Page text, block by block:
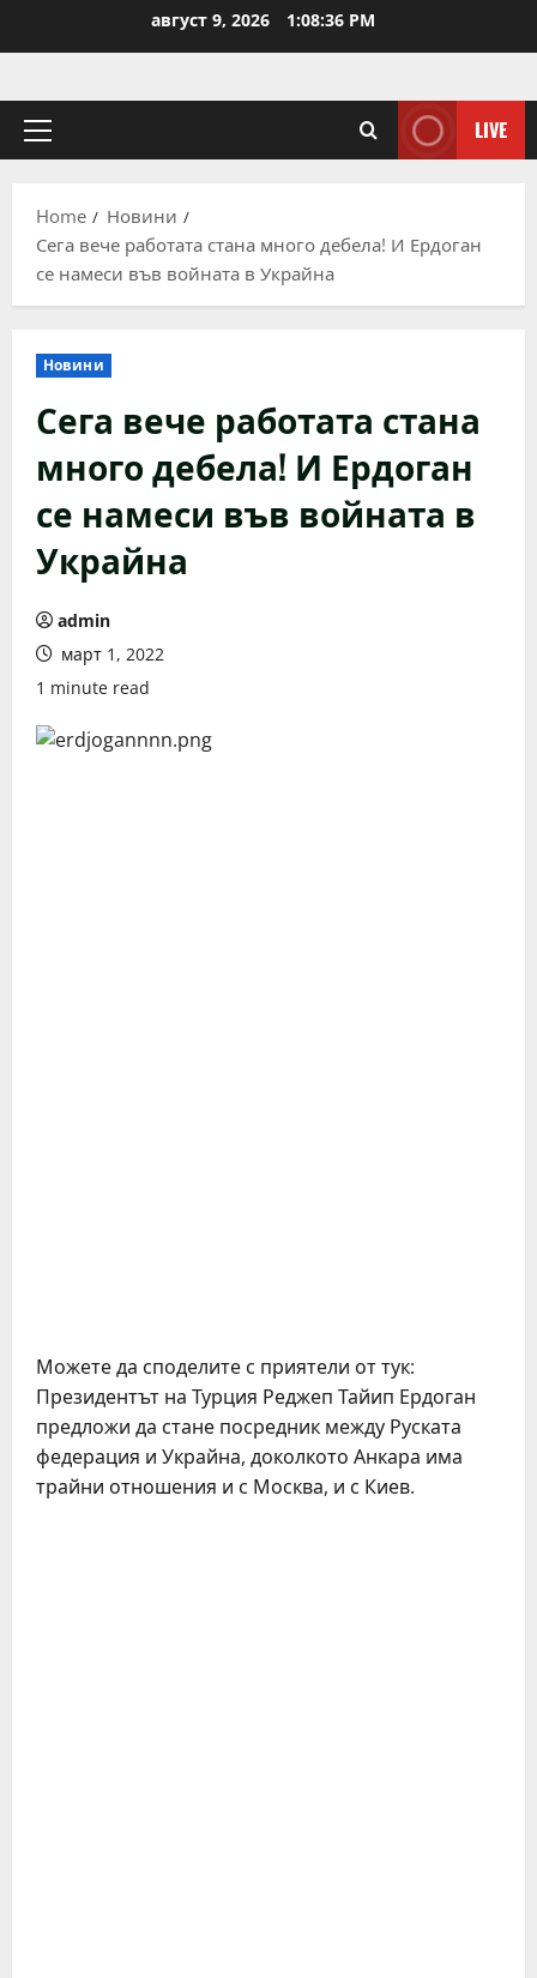
август 9, 2026 1:08:37 PM
Primary
LIVE
Home
Новини
Сега вече работата стана много дебела! И Ердоган
се намеси във войната в Украйна
Новини
Сега вече работата стана
много дебела! И Ердоган
се намеси във войната в
Украйна
admin
март 1, 2022
1 minute read
Можете да споделите с приятели от тук:
Президентът на Турция Реджеп Тайип Ердоган
предложи да стане посредник между Руската
федерация и Украйна, доколкото Анкара има
трайни отношения и с Москва, и с Киев.